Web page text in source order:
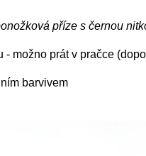
příze s černou
- možno prát v pračce
barvivem